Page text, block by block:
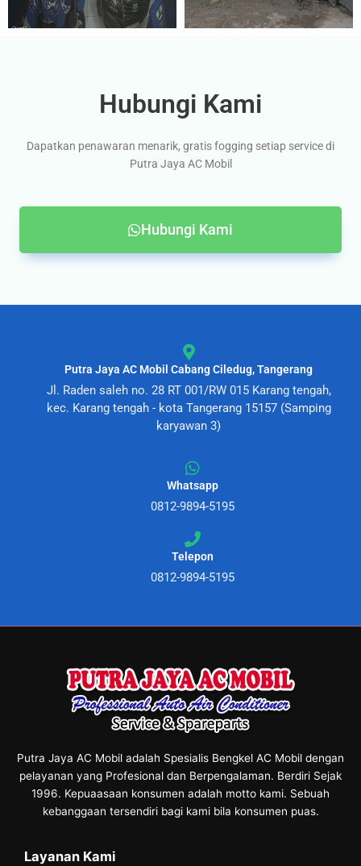
Hubungi Kami
Dapatkan penawaran menarik, gratis fogging setiap service di
Putra Jaya AC Mobil
Hubungi Kami
Putra Jaya AC Mobil Cabang Ciledug, Tangerang
Jl. Raden saleh no. 28 RT 001/RW 015 Karang tengah,
kec. Karang tengah - kota Tangerang 15157 (Samping
karyawan 3)
Whatsapp
0812-9894-5195
Telepon
0812-9894-5195
Putra Jaya AC Mobil adalah Spesialis Bengkel AC Mobil dengan
pelayanan yang Profesional dan Berpengalaman. Berdiri Sejak
1996. Kepuaasaan konsumen adalah motto kami. Sebuah
kebanggaan tersendiri bagi kami bila konsumen puas.
Layanan Kami